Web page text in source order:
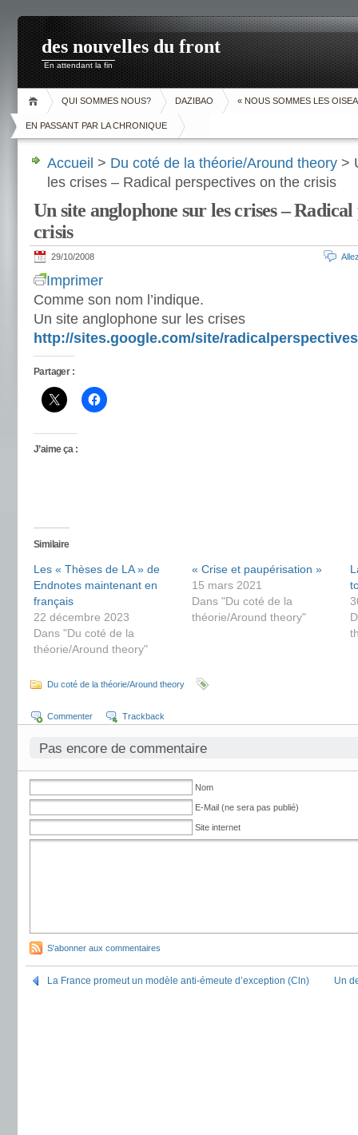
des nouvelles du front
En attendant la fin
QUI SOMMES NOUS? DAZIBAO « NOUS SOMMES LES
EN PASSANT PAR LA CHRONIQUE
Accueil > Du coté de la théorie/Around theory >
les crises – Radical perspectives on the crisis
Un site anglophone sur les crises –
crisis
29/10/2008
Imprimer
Comme son nom l’indique.
Un site anglophone sur les crises
http://sites.google.com/site/
Partager :
J’aime ça :
Similaire
Les « Thèses de LA » de
Endnotes maintenant en
français
22 décembre 2023
Dans "Du coté de la
théorie/Around theory"
« Crise et paupérisation »
15 mars 2021
Dans "Du coté de la
théorie/Around theory"
Du coté de la théorie/Around theory
Commenter Trackback
Pas encore de commentaire
Nom
E-Mail (ne sera pas publié)
Site internet
S'abonner aux commentaires
La France promeut un modèle anti-émeute d’exception (Cln) Un